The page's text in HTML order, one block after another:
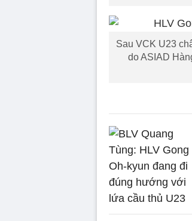
Sau VCK U23
do ASIAD